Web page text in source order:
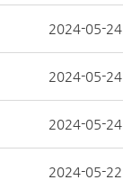
2024-05-24
2024-05-24
2024-05-24
2024-05-22